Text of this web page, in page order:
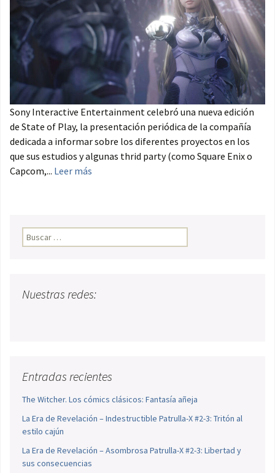
Sony Interactive Entertainment celebró una nueva edición
de State of Play, la presentación periódica de la compañía
dedicada a informar sobre los diferentes proyectos en los
que sus estudios y algunas thrid party (como Square Enix o
Capcom,... Leer más
Buscar:
Nuestras redes:
Entradas recientes
The Witcher. Los cómics clásicos: Fantasía añeja
La Era de Revelación – Indestructible Patrulla-X #2-3: Tritón al
estilo cajún
La Era de Revelación – Asombrosa Patrulla-X #2-3: Libertad y
sus consecuencias